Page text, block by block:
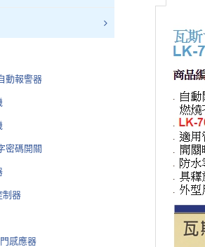
動報警器
密碼開關
制器
感應器